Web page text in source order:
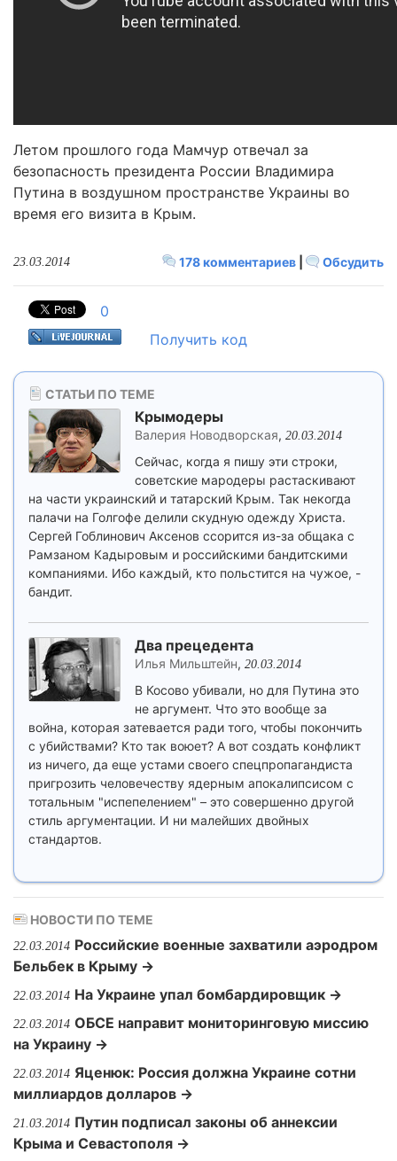
Летом прошлого года Мамчур отвечал за
безопасность президента России Владимира
Путина в воздушном пространстве Украины во
время его визита в Крым.
178 комментариев Обсудить
23.03.2014
0
Получить код
СТАТЬИ ПО ТЕМЕ
Крымодеры
Валерия Новодворская, 20.03.2014
Сейчас, когда я пишу эти строки,
советские мародеры растаскивают
на части украинский и татарский Крым. Так некогда
палачи на Голгофе делили скудную одежду Христа.
Сергей Гоблинович Аксенов ссорится из-за общака с
Рамзаном Кадыровым и российскими бандитскими
компаниями. Ибо каждый, кто польстится на чужое, -
бандит.
Два прецедента
Илья Мильштейн, 20.03.2014
В Косово убивали, но для Путина это
не аргумент. Что это вообще за
война, которая затевается ради того, чтобы покончить
с убийствами? Кто так воюет? А вот создать конфликт
из ничего, да еще устами своего спецпропагандиста
пригрозить человечеству ядерным апокалипсисом с
тотальным "испепелением" – это совершенно другой
стиль аргументации. И ни малейших двойных
стандартов.
НОВОСТИ ПО ТЕМЕ
22.03.2014 Российские военные захватили аэродром
Бельбек в Крыму →
22.03.2014 На Украине упал бомбардировщик →
22.03.2014 ОБСЕ направит мониторинговую миссию
на Украину →
22.03.2014 Яценюк: Россия должна Украине сотни
миллиардов долларов →
21.03.2014 Путин подписал законы об аннексии
Крыма и Севастополя →